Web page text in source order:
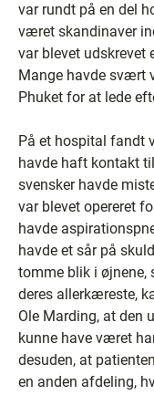
var rundt på en del
været skandinaver
var blevet udskrevet
Mange havde svært
Phuket for at lede
På et hospital fandt
havde haft kontakt
svensker havde
var blevet opereret
havde
havde et sår på
tomme blik i øjnene,
deres allerkæreste,
Ole Marding, at den
kunne have været
desuden, at
en anden afdeling,